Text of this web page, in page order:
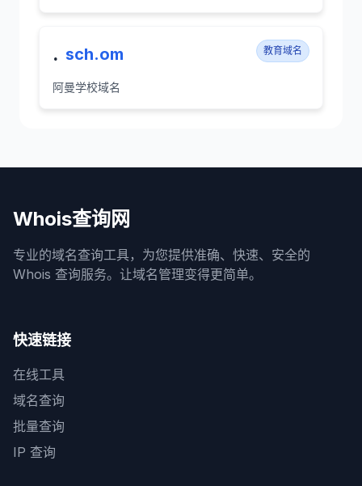
. sch.om 教育域名
阿曼学校域名
Whois查询网
专业的域名查询工具，为您提供准确、快速、安全的
Whois 查询服务。让域名管理变得更简单。
快速链接
在线工具
域名查询
批量查询
IP 查询